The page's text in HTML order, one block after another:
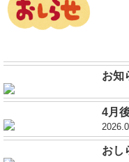
お知
4月
おし